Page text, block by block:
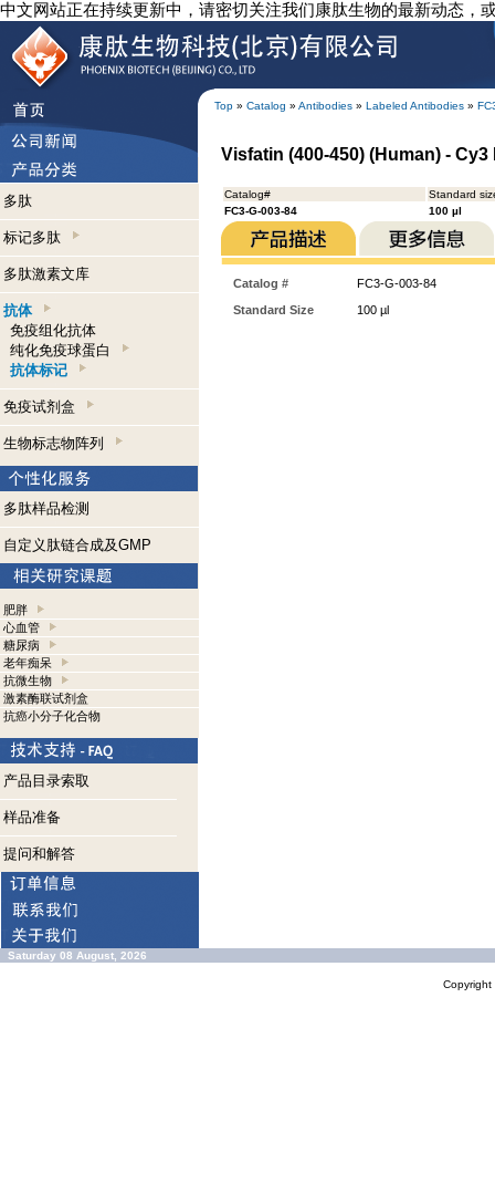
中文网站正在持续更新中，请密切关注我们康肽生物的最新动态，
Top » Catalog » Antibodies » Labeled Antibodies »
多肽
标记多肽
多肽激素文库
抗体
免疫组化抗体
纯化免疫球蛋白
抗体标记
免疫试剂盒
生物标志物阵列
多肽样品检测
自定义肽链合成及GMP
肥胖
心血管
糖尿病
老年痴呆
抗微生物
激素酶联试剂盒
抗癌小分子化合物
产品目录索取
样品准备
提问和解答
Visfatin (400-450) (Human) -
Catalog#
Standard
FC3-G-003-84
100 µl
Catalog #
FC3-G-003-84
Standard Size
100 µl
Saturday 08 August, 2026